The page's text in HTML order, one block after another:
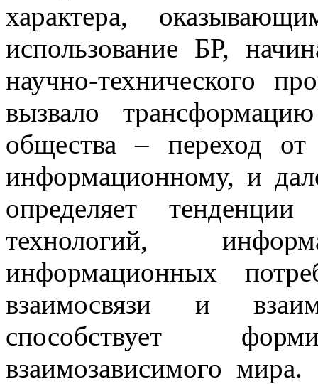
характера,
использование БР,
научно-технического
вызвало
общества – переход от
информационному, и
определяет
технологий,
информационных
взаимосвязи и
способствует
взаимозависимого